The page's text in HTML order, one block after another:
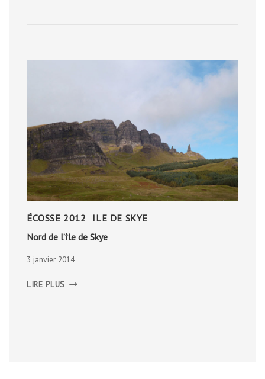
ÉCOSSE 2012 | ILE DE SKYE
Nord de l’île de Skye
3 janvier 2014
LIRE PLUS